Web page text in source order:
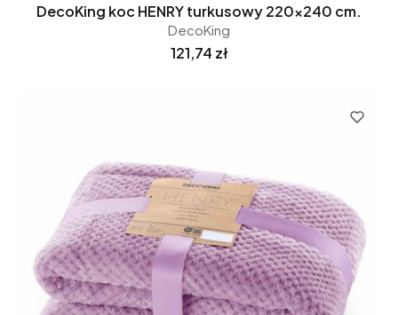
DecoKing koc HENRY turkusowy 220x240 cm.
DecoKing
Cena
121,74 zł